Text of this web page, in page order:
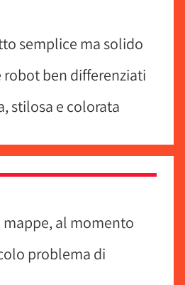
semplice ma solido
robot ben differenziati
stilosa e colorata
al momento
problema di